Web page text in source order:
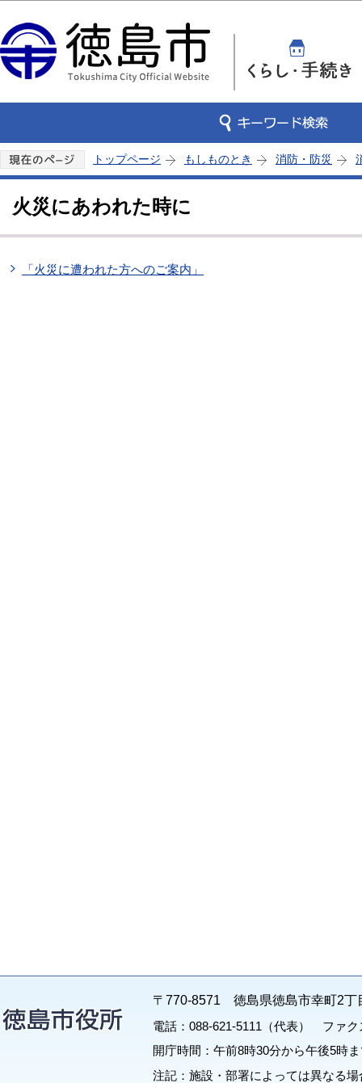
トップページ もしものとき 消防・防災
火災にあわれた時に
「火災に遭われた方へのご案内」
〒770-8571 徳島県徳島市幸町2丁
電話：088-621-5111（代表） ファク
開庁時間：午前8時30分から午後5時
注記：施設・部署によっては異なる